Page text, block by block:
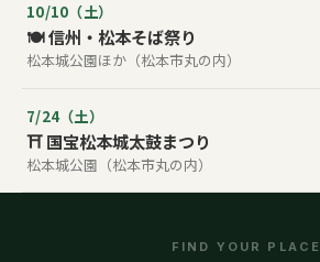
10/10（土）
🍽️ 信州・松本そば祭り
松本城公園ほか（松本市丸の内）
7/24（土）
⛩️ 国宝松本城太鼓まつり
松本城公園（松本市丸の内）
FIND YOUR PLACE
松本